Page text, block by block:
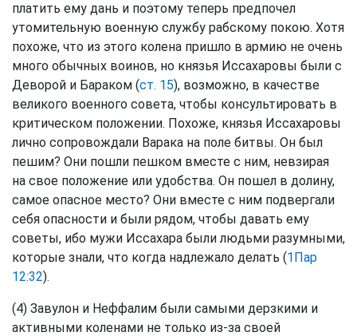
платить ему дань и поэтому теперь предпочел
утомительную военную службу рабскому покою. Хотя
похоже, что из этого колена пришло в армию не очень
много обычных воинов, но князья Иссахаровы были с
Деворой и Бараком (ст. 15), возможно, в качестве
великого военного совета, чтобы консультировать в
критическом положении. Похоже, князья Иссахаровы
лично сопровождали Варака на поле битвы. Он был
пешим? Они пошли пешком вместе с ним, невзирая
на свое положение или удобства. Он пошел в долину,
самое опасное место? Они вместе с ним подвергали
себя опасности и были рядом, чтобы давать ему
советы, ибо мужи Иссахара были людьми разумными,
которые знали, что когда надлежало делать (1Пар
12:32).
(4) Завулон и Неффалим были самыми дерзкими и
активными коленами не только из-за своей